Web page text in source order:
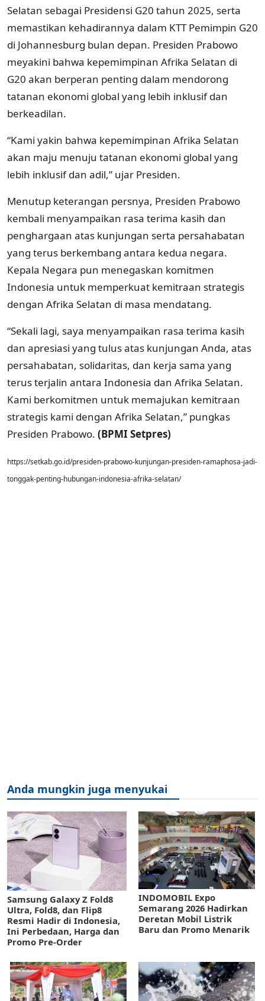
Selatan sebagai Presidensi G20 tahun 2025, serta
memastikan kehadirannya dalam KTT Pemimpin G20
di Johannesburg bulan depan. Presiden Prabowo
meyakini bahwa kepemimpinan Afrika Selatan di
G20 akan berperan penting dalam mendorong
tatanan ekonomi global yang lebih inklusif dan
berkeadilan.
“Kami yakin bahwa kepemimpinan Afrika Selatan
akan maju menuju tatanan ekonomi global yang
lebih inklusif dan adil,” ujar Presiden.
Menutup keterangan persnya, Presiden Prabowo
kembali menyampaikan rasa terima kasih dan
penghargaan atas kunjungan serta persahabatan
yang terus berkembang antara kedua negara.
Kepala Negara pun menegaskan komitmen
Indonesia untuk memperkuat kemitraan strategis
dengan Afrika Selatan di masa mendatang.
“Sekali lagi, saya menyampaikan rasa terima kasih
dan apresiasi yang tulus atas kunjungan Anda, atas
persahabatan, solidaritas, dan kerja sama yang
terus terjalin antara Indonesia dan Afrika Selatan.
Kami berkomitmen untuk memajukan kemitraan
strategis kami dengan Afrika Selatan,” pungkas
Presiden Prabowo. (BPMI Setpres)
https://setkab.go.id/presiden-prabowo-kunjungan-presiden-ramaphosa-jadi-
tonggak-penting-hubungan-indonesia-afrika-selatan/
Anda mungkin juga menyukai
Samsung Galaxy Z Fold8
Ultra, Fold8, dan Flip8
Resmi Hadir di Indonesia,
Ini Perbedaan, Harga dan
Promo Pre-Order
INDOMOBIL Expo
Semarang 2026 Hadirkan
Deretan Mobil Listrik
Baru dan Promo Menarik